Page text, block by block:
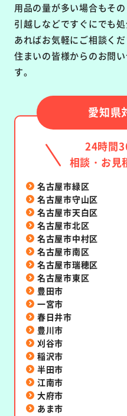
用品の量が多い場合もそ
引越しなどですぐにでも
あればお気軽にご相談く
住まいの皆様からのお問
す。
愛知県
24時間
相談・お見
名古屋市緑区
名古屋市守山区
名古屋市天白区
名古屋市北区
名古屋市中村区
名古屋市南区
名古屋市瑞穂区
名古屋市東区
豊田市
一宮市
春日井市
豊川市
刈谷市
稲沢市
半田市
江南市
大府市
あま市